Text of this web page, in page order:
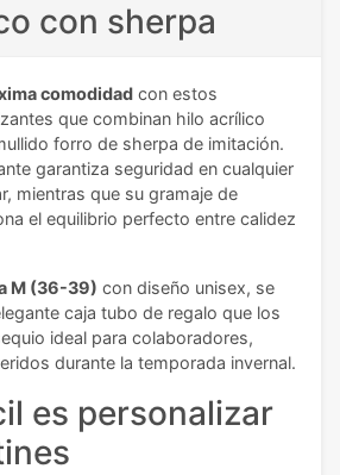
con sherpa
comodidad con estos
que combinan hilo acrílico
forro de sherpa de imitación.
garantiza seguridad en cualquier
mientras que su gramaje de
el equilibrio perfecto entre calidez
M (36-39) con diseño unisex, se
caja tubo de regalo que los
ideal para colaboradores,
durante la temporada invernal.
es personalizar